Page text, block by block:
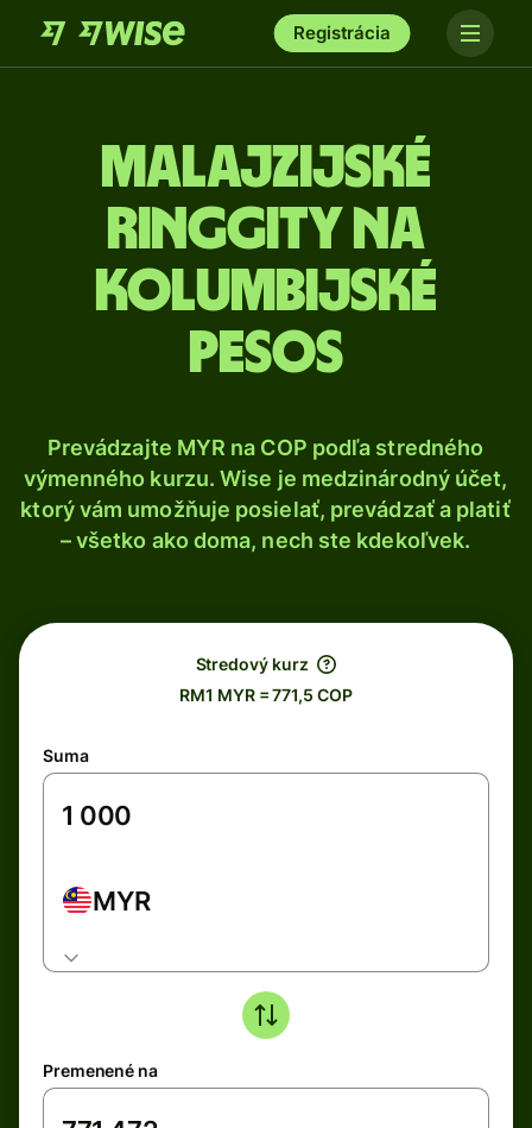
Registrácia
Malajzijské
ringgity na
kolumbijské
pesos
Prevádzajte MYR na COP podľa stredného
výmenného kurzu. Wise je medzinárodný účet,
ktorý vám umožňuje posielať, prevádzať a platiť
– všetko ako doma, nech ste kdekoľvek.
Stredový kurz
RM1 MYR = 771,5 COP
Suma
MYR
Premenené na